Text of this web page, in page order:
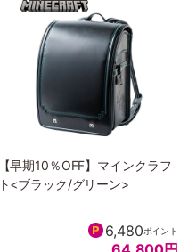
【早期10％OFF】マインクラフ
ト<ブラック/グリーン>
6,480ポイント